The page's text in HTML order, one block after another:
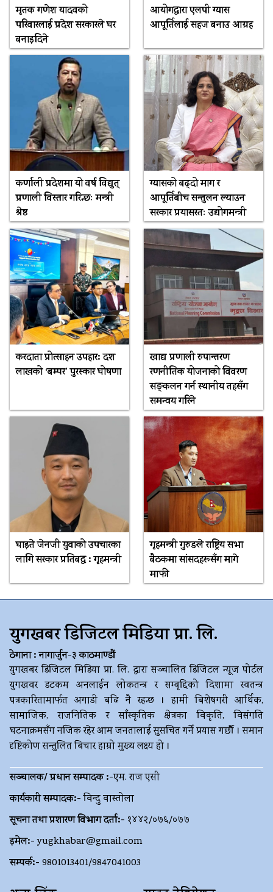
मृतक गणेश यादवको
परिवारलाई प्रदेश सरकारले घर
बनाइदिने
आयोगद्वारा एलपी ग्यास
आपूर्तिलाई सहज बनाउ आग्रह
कर्णाली प्रदेशमा यो वर्ष विद्युत्
प्रणाली विस्तार गरिन्छः मन्त्री
श्रेष्ठ
ग्यासको बढ्दो माग र
आपूर्तिबीच सन्तुलन ल्याउन
सरकार प्रयासरतः उद्योगमन्त्री
करदाता प्रोत्साहन उपहार: दश
लाखको ‘बम्पर’ पुरस्कार घोषणा
खाद्य प्रणाली रुपान्तरण
रणनीतिक योजनाको विवरण
सङ्कलन गर्न स्थानीय तहसँग
समन्वय गरिने
घाइते जेनजी युवाको उपचारका
लागि सरकार प्रतिबद्ध : गृहमन्त्री
गृहमन्त्री गुरुङले राष्ट्रिय सभा
बैठकमा सांसदहरूसँग मागे
माफी
युगखबर डिजिटल मिडिया प्रा. लि.
ठेगाना : नागार्जुन-३ काठमाण्डौं
युगखबर डिजिटल मिडिया प्रा. लि. द्धारा सञ्चालित डिजिटल न्यूज पोर्टल
युगखवर डटकम अनलाईन लोकतन्त्र र सम्बृद्दिको दिशामा स्वतन्त्र
पत्रकारितामार्फत अगाडी बढि नै रहन्छ । हामी बिशेषगरी आर्थिक,
सामाजिक, राजनितिक र साँस्कृतिक क्षेत्रका विकृति, विसंगति
घटनाक्रमसँग नजिक रहेर आम जनतालाई सुसचित गर्ने प्रयास गर्छौ । समान
दृष्टिकोण सन्तुलित बिचार हाम्रो मुख्य लक्ष्य हो ।
सञ्चालक/ प्रधान सम्पादक :-एम. राज एसी
कार्यकारी सम्पादक:-विन्दु वास्तोला
सूचना तथा प्रशारण विभाग दर्ता:- १४४२/०७६/०७७
इमेल:- yugkhabar@gmail.com
सम्पर्क:- 9801013401/9847041003